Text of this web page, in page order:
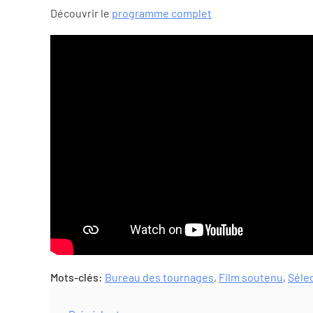
Découvrir le programme complet
Mots-clés: Bureau des tournages, Film soutenu,